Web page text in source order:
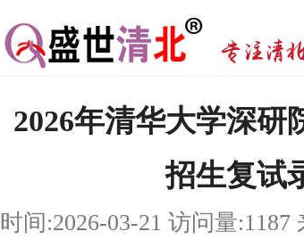
2026年清华大学深研
招生复试
时间:2026-03-21 访问量:1187